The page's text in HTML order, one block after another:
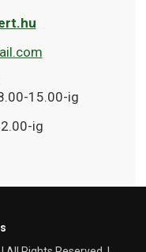
15.00-ig
ig